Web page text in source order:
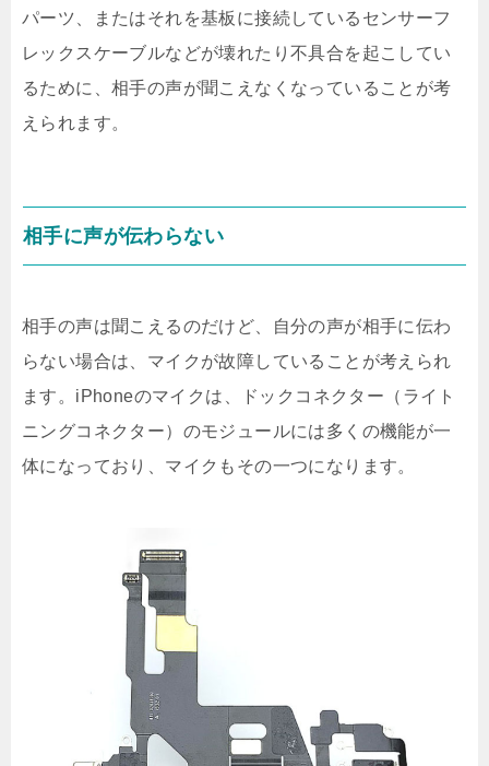
パーツ、またはそれを基板に接続しているセンサーフ
レックスケーブルなどが壊れたり不具合を起こしてい
るために、相手の声が聞こえなくなっていることが考
えられます。
相手に声が伝わらない
相手の声は聞こえるのだけど、自分の声が相手に伝わ
らない場合は、マイクが故障していることが考えられ
ます。iPhoneのマイクは、ドックコネクター（ライト
ニングコネクター）のモジュールには多くの機能が一
体になっており、マイクもその一つになります。